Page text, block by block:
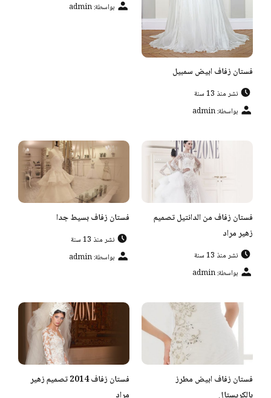
فستان زفاف ابيض سمبيل
نشر منذ 13 سنة
بواسطة: admin
بواسطة: admin
فستان زفاف من الدانتيل تصميم
زهير مراد
نشر منذ 13 سنة
بواسطة: admin
فستان زفاف بسيط جدا
نشر منذ 13 سنة
بواسطة: admin
فستان زفاف ابيض مطرز
فستان زفاف 2014 تصميم زهير